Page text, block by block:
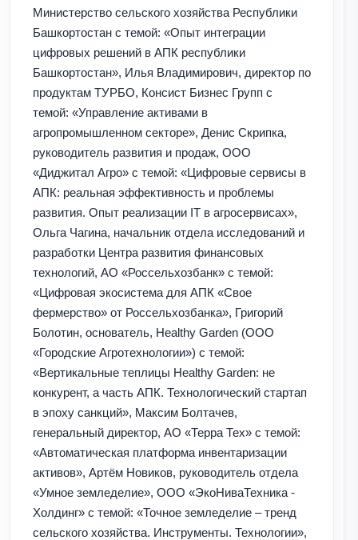
Министерство сельского хозяйства Республики
Башкортостан с темой: «Опыт интеграции
цифровых решений в АПК республики
Башкортостан», Илья Владимирович, директор по
продуктам ТУРБО, Консист Бизнес Групп с
темой: «Управление активами в
агропромышленном секторе», Денис Скрипка,
руководитель развития и продаж, ООО
«Диджитал Агро» с темой: «Цифровые сервисы в
АПК: реальная эффективность и проблемы
развития. Опыт реализации IT в агросервисах»,
Ольга Чагина, начальник отдела исследований и
разработки Центра развития финансовых
технологий, АО «Россельхозбанк» с темой:
«Цифровая экосистема для АПК «Свое
фермерство» от Россельхозбанка», Григорий
Болотин, основатель, Healthy Garden (ООО
«Городские Агротехнологии») с темой:
«Вертикальные теплицы Healthy Garden: не
конкурент, а часть АПК. Технологический стартап
в эпоху санкций», Максим Болтачев,
генеральный директор, АО «Терра Тех» с темой:
«Автоматическая платформа инвентаризации
активов», Артём Новиков, руководитель отдела
«Умное земледелие», ООО «ЭкоНиваТехника -
Холдинг» с темой: «Точное земледелие – тренд
сельского хозяйства. Инструменты. Технологии»,